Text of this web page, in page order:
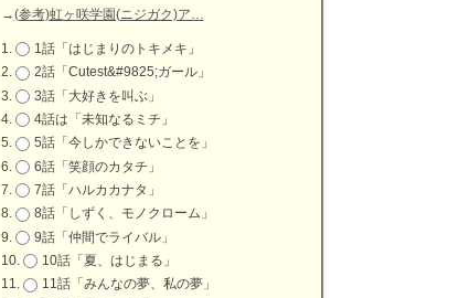
→(参考)虹ヶ咲学園(ニジガク)ア…
1話「はじまりのトキメキ」
2話「Cutest&#9825;ガール」
3話「大好きを叫ぶ」
4話は「未知なるミチ」
5話「今しかできないことを」
6話「笑顔のカタチ」
7話「ハルカカナタ」
8話「しずく、モノクローム」
9話「仲間でライバル」
10話「夏、はじまる」
11話「みんなの夢、私の夢」